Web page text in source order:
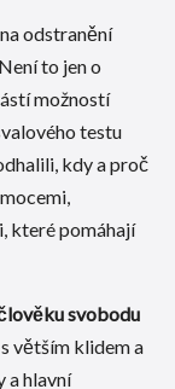
odstranění
to jen o
možností
testu
kdy a proč
které pomáhají
svobodu
větším klidem a
a hlavní